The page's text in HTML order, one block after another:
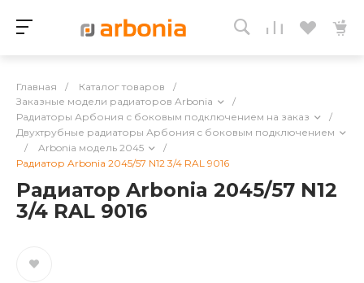
Главная / Каталог товаров
/
Заказные модели радиаторов Arbonia
/
Радиаторы Арбония с боковым подключением на заказ
/
Двухтрубные радиаторы Арбония c боковым подключением
/
Arbonia модель 2045
/
Радиатор Arbonia 2045/57 N12 3/4 RAL 9016
Радиатор Arbonia 2045/57 N12
3/4 RAL 9016